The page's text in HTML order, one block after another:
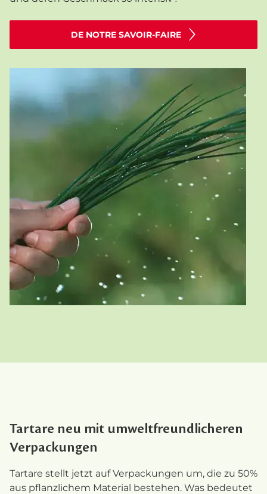
DE NOTRE SAVOIR-FAIRE
Tartare neu mit umweltfreundlicheren
Verpackungen
Tartare stellt jetzt auf Verpackungen um, die zu 50%
aus pflanzlichem Material bestehen. Was bedeutet